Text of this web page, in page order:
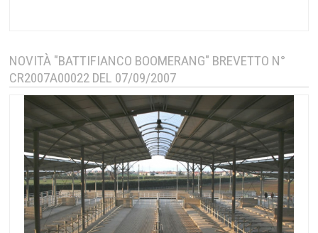
NOVITÀ "BATTIFIANCO BOOMERANG" BREVETTO N°
CR2007A00022 DEL 07/09/2007